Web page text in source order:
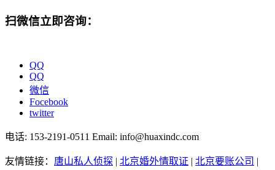
扫微信立即咨询：
QQ
QQ
微信
Focebook
twitter
电话: 153-2191-0511 Email: info@huaxindc.com
友情链接： 唐山私人侦探 | 北京婚外情取证 | 北京要账公司 |